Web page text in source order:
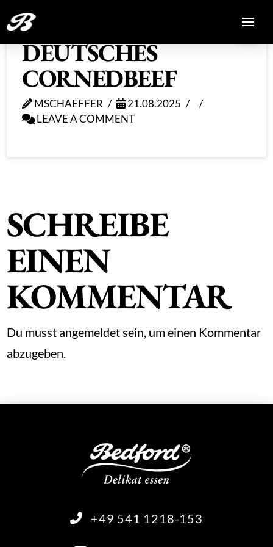
DEUTSCHES
CORNEDBEEF
MSCHAEFFER
21.08.2025
LEAVE A COMMENT
SCHREIBE
EINEN
KOMMENTAR
Du musst angemeldet sein, um einen Kommentar
abzugeben.
+49 541 1218-153